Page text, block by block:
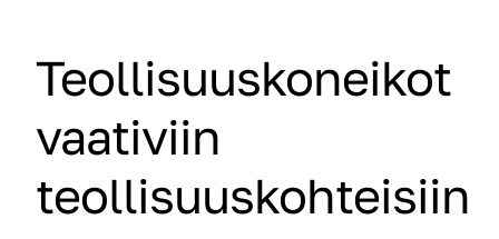
Teollisuuskoneikot
vaativiin
teollisuuskohteisiin